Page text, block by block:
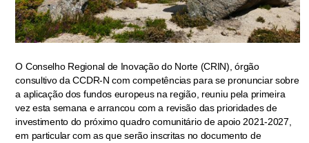
O Conselho Regional de Inovação do Norte (CRIN), órgão
consultivo da CCDR-N com competências para se pronunciar sobre
a aplicação dos fundos europeus na região, reuniu pela primeira
vez esta semana e arrancou com a revisão das prioridades de
investimento do próximo quadro comunitário de apoio 2021-2027,
em particular com as que serão inscritas no documento de